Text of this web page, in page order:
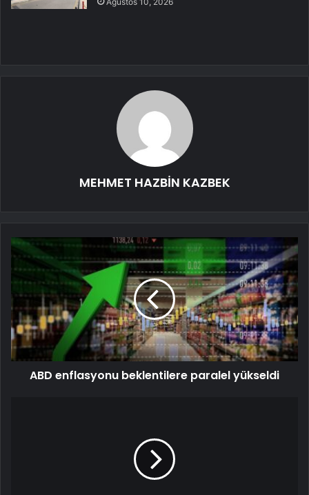
MEHMET HAZBİN KAZBEK
ABD enflasyonu beklentilere paralel yükseldi